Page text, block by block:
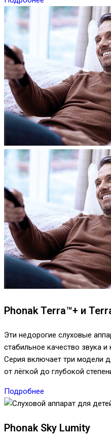
Phonak Terra™+ и
Эти недорогие слуховые
стабильное качество звука
Серия включает три модели
от лёгкой до глубокой
Подробнее
Phonak Sky Lumity